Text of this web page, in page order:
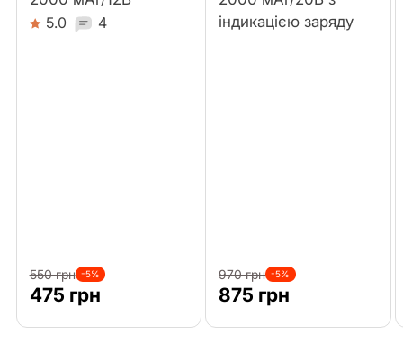
5.0 4
550 грн -5%
475 грн
індикацією заряду
970 грн -5%
875 грн